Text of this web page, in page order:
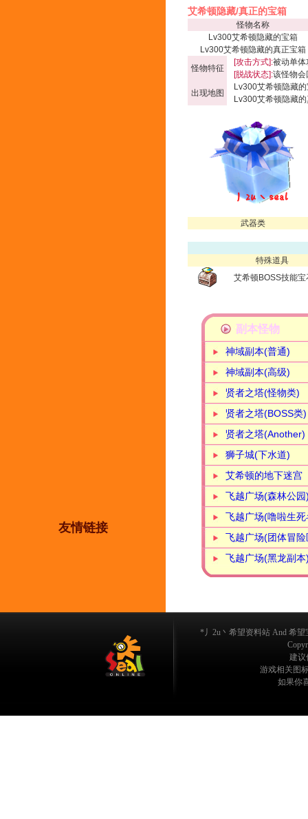
友情链接
艾希顿隐藏/真正的宝箱
怪物名称
Lv300艾希顿隐藏的宝箱
Lv300艾希顿隐藏的真正宝箱
怪物特征
[攻击方式]:被动单体
[脱战状态]:该怪物会
出现地图
Lv300艾希顿隐藏
Lv300艾希顿隐藏
武器类
特殊道具
艾希顿BOSS技能宝
副本怪物
神域副本(普通)
神域副本(高级)
贤者之塔(怪物类)
贤者之塔(BOSS类)
贤者之塔(Another)
狮子城(下水道)
艾希顿的地下迷宫
飞越广场(森林公园
飞越广场(噜啦生死
飞越广场(团体冒险
飞越广场(黑龙副本
*丿2u丶希望资料站 And 希望
建议
游戏相关图
如果你